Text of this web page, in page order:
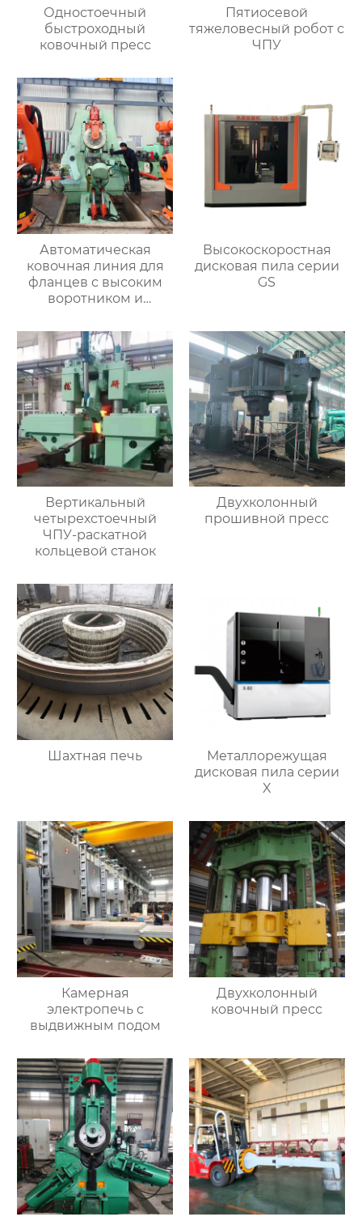
Одностоечный
быстроходный
ковочный пресс
Пятиосевой
тяжеловесный робот с
ЧПУ
Автоматическая
ковочная линия для
фланцев с высоким
воротником и
Высокоскоростная
дисковая пила серии
GS
Вертикальный
четырехстоечный
ЧПУ-раскатной
кольцевой станок
Двухколонный
прошивной пресс
Шахтная печь
Металлорежущая
дисковая пила серии
X
Камерная
электропечь с
выдвижным подом
Двухколонный
ковочный пресс